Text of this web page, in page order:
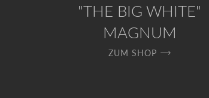
"THE BIG WHITE"
MAGNUM
ZUM SHOP